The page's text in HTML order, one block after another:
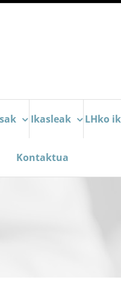
Ikasleak LHko
Kontaktua